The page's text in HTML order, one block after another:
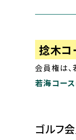
捻木コ
会員権は、
若海コース
ゴルフ